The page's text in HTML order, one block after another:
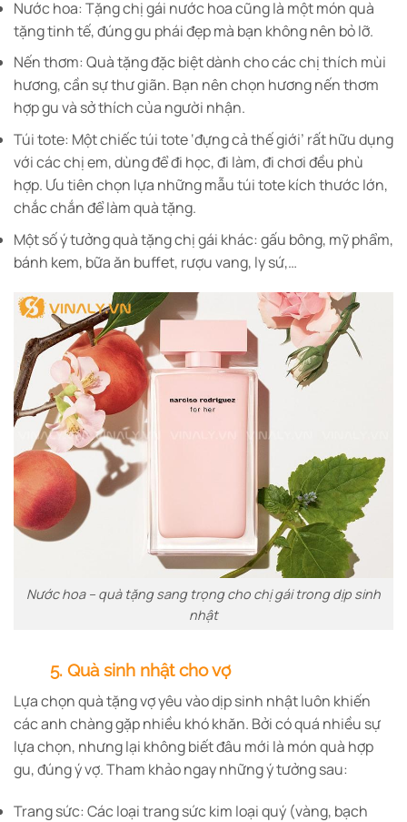
Nước hoa: Tặng chị gái nước hoa cũng là một món quà
tặng tinh tế, đúng gu phái đẹp mà bạn không nên bỏ lỡ.
Nến thơm: Quà tặng đặc biệt dành cho các chị thích mùi
hương, cần sự thư giãn. Bạn nên chọn hương nến thơm
hợp gu và sở thích của người nhận.
Túi tote: Một chiếc túi tote ‘đựng cả thế giới’ rất hữu dụng
với các chị em, dùng để đi học, đi làm, đi chơi đều phù
hợp. Ưu tiên chọn lựa những mẫu túi tote kích thước lớn,
chắc chắn để làm quà tặng.
Một số ý tưởng quà tặng chị gái khác: gấu bông, mỹ phẩm,
bánh kem, bữa ăn buffet, rượu vang, ly sứ,…
Nước hoa – quà tặng sang trọng cho chị gái trong dịp sinh
nhật
5. Quà sinh nhật cho vợ
Lựa chọn quà tặng vợ yêu vào dịp sinh nhật luôn khiến
các anh chàng gặp nhiều khó khăn. Bởi có quá nhiều sự
lựa chọn, nhưng lại không biết đâu mới là món quà hợp
gu, đúng ý vợ. Tham khảo ngay những ý tưởng sau:
Trang sức: Các loại trang sức kim loại quý (vàng, bạch